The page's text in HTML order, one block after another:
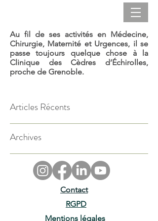
Au fil de ses activités en Médecine,
Chirurgie, Maternité et Urgences, il se
passe toujours quelque chose à la
Clinique des Cèdres d’Échirolles,
proche de Grenoble.
Articles Récents
Archives
Contact
RGPD
Mentions légales